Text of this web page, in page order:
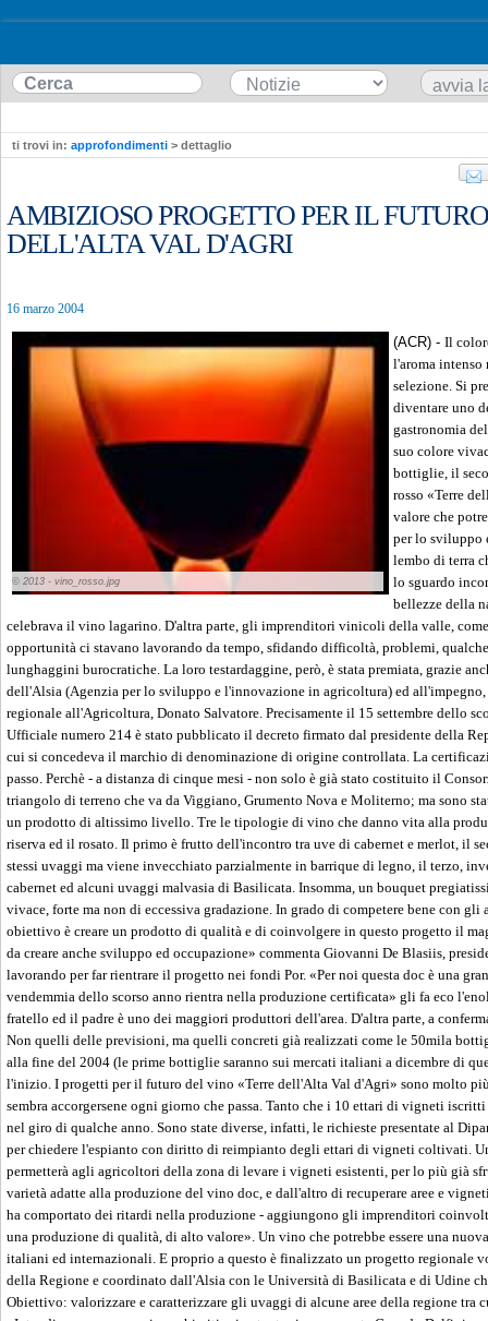
ti trovi in: approfondimenti > dettaglio
AMBIZIOSO PROGETTO PER IL
DELL'ALTA VAL D'AGRI
16 marzo 2004
© 2013 - vino_rosso.jpg
(ACR) - Il
l'aroma intenso
selezione. Si
diventare uno
gastronomia
suo colore
bottiglie, il
rosso «Terre
valore che
per lo sviluppo
lembo di terra
lo sguardo
bellezze della
celebrava il vino lagarino. D'altra parte, gli imprenditori vinicoli della valle, come
opportunità ci stavano lavorando da tempo, sfidando difficoltà, problemi,
lunghaggini burocratiche. La loro testardaggine, però, è stata premiata, grazie
dell'Alsia (Agenzia per lo sviluppo e l'innovazione in agricoltura) ed all'impegno,
regionale all'Agricoltura, Donato Salvatore. Precisamente il 15 settembre dello
Ufficiale numero 214 è stato pubblicato il decreto firmato dal presidente della
cui si concedeva il marchio di denominazione di origine controllata. La
passo. Perchè - a distanza di cinque mesi - non solo è già stato costituito il
triangolo di terreno che va da Viggiano, Grumento Nova e Moliterno; ma sono
un prodotto di altissimo livello. Tre le tipologie di vino che danno vita alla
riserva ed il rosato. Il primo è frutto dell'incontro tra uve di cabernet e merlot, il
stessi uvaggi ma viene invecchiato parzialmente in barrique di legno, il terzo,
cabernet ed alcuni uvaggi malvasia di Basilicata. Insomma, un bouquet
vivace, forte ma non di eccessiva gradazione. In grado di competere bene con
obiettivo è creare un prodotto di qualità e di coinvolgere in questo progetto il
da creare anche sviluppo ed occupazione» commenta Giovanni De Blasiis,
lavorando per far rientrare il progetto nei fondi Por. «Per noi questa doc è una
vendemmia dello scorso anno rientra nella produzione certificata» gli fa eco
fratello ed il padre è uno dei maggiori produttori dell'area. D'altra parte, a
Non quelli delle previsioni, ma quelli concreti già realizzati come le 50mila
alla fine del 2004 (le prime bottiglie saranno sui mercati italiani a dicembre di
l'inizio. I progetti per il futuro del vino «Terre dell'Alta Val d'Agri» sono molto
sembra accorgersene ogni giorno che passa. Tanto che i 10 ettari di vigneti
nel giro di qualche anno. Sono state diverse, infatti, le richieste presentate al
per chiedere l'espianto con diritto di reimpianto degli ettari di vigneti coltivati.
permetterà agli agricoltori della zona di levare i vigneti esistenti, per lo più già
varietà adatte alla produzione del vino doc, e dall'altro di recuperare aree e
ha comportato dei ritardi nella produzione - aggiungono gli imprenditori
una produzione di qualità, di alto valore». Un vino che potrebbe essere una
italiani ed internazionali. E proprio a questo è finalizzato un progetto regionale
della Regione e coordinato dall'Alsia con le Università di Basilicata e di Udine
Obiettivo: valorizzare e caratterizzare gli uvaggi di alcune aree della regione tra